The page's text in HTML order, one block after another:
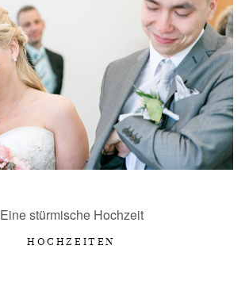
LIEBE WORTE
KONTAKT
Eine stürmische Hochzeit
HOCHZEITEN